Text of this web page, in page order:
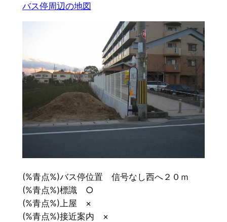
バス停周辺の地図
(%青点%)バス停位置 信号なし西へ２０ｍ
(%青点%)標識 ○
(%青点%)上屋 ×
(%青点%)接近案内 ×